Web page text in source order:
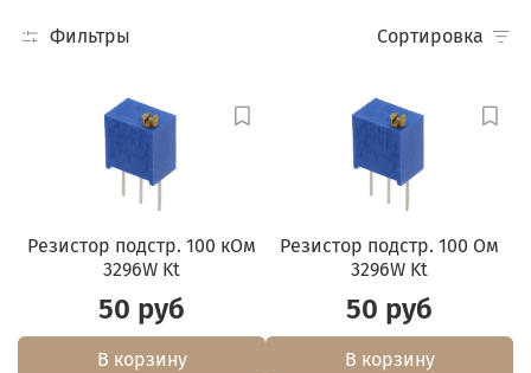
Фильтры Сортировка
Резистор подстр. 100 кОм
3296W Kt
50 руб
В корзину
Резистор подстр. 100 Ом
3296W Kt
50 руб
В корзину